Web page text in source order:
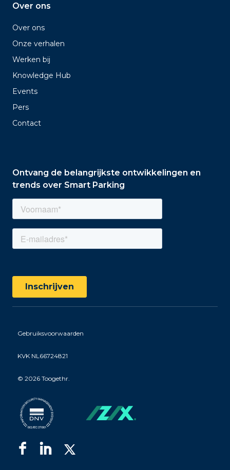
Over ons
Over ons
Onze verhalen
Werken bij
Knowledge Hub
Events
Pers
Contact
Ontvang de belangrijkste ontwikkelingen en
trends over Smart Parking
Gebruiksvoorwaarden
KVK NL66724821
© 2026 Toogethr.